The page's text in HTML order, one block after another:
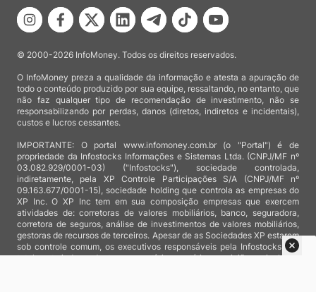
© 2000-2026 InfoMoney. Todos os direitos reservados.
O InfoMoney preza a qualidade da informação e atesta a apuração de
todo o conteúdo produzido por sua equipe, ressaltando, no entanto, que
não faz qualquer tipo de recomendação de investimento, não se
responsabilizando por perdas, danos (diretos, indiretos e incidentais),
custos e lucros cessantes.
IMPORTANTE: O portal www.infomoney.com.br (o "Portal") é de
propriedade da Infostocks Informações e Sistemas Ltda. (CNPJ/MF nº
03.082.929/0001-03) ("Infostocks"), sociedade controlada,
indiretamente, pela XP Controle Participações S/A (CNPJ/MF nº
09.163.677/0001-15), sociedade holding que controla as empresas do
XP Inc. O XP Inc tem em sua composição empresas que exercem
atividades de: corretoras de valores mobiliários, banco, seguradora,
corretora de seguros, análise de investimentos de valores mobiliários,
gestoras de recursos de terceiros. Apesar de as Sociedades XP estarem
sob controle comum, os executivos responsáveis pela Infostocks são
totalmente independentes e as notícias, matérias e opiniões veiculadas